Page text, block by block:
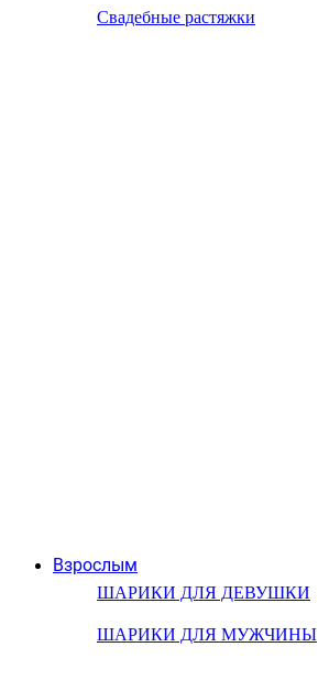
Свадебные растяжки
Взрослым
ШАРИКИ ДЛЯ ДЕВУШКИ
ШАРИКИ ДЛЯ МУЖЧИНЫ